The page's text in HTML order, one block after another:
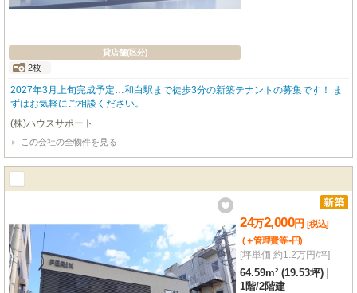
貸店舗(区分)
2枚
2027年3月上旬完成予定…和白駅まで徒歩3分の新築テナントの募集です！ ま
ずはお気軽にご相談ください。
(株)ハウスサポート
この会社の全物件を見る
24万2,000円 [税込]
(＋管理費等-円)
[坪単価 約1.2万円/坪]
64.59m² (19.53坪)
1階/2階建